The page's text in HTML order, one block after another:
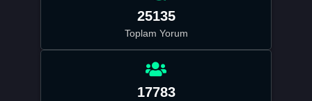
25135
Toplam Yorum
17783